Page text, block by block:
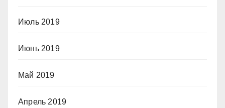
Июль 2019
Июнь 2019
Май 2019
Апрель 2019